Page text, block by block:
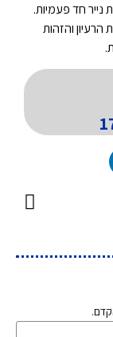
נייר חד פעמיות.
והזהות